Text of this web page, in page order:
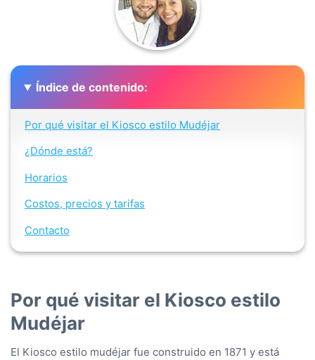
Índice de contenido:
Por qué visitar el Kiosco estilo Mudéjar
¿Dónde está?
Horarios
Costos, precios y tarifas
Contacto
Por qué visitar el Kiosco estilo
Mudéjar
El Kiosco estilo mudéjar fue construido en 1871 y está